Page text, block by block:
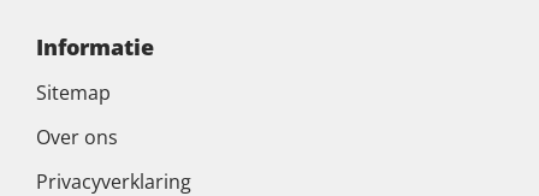
Informatie
Sitemap
Over ons
Privacyverklaring